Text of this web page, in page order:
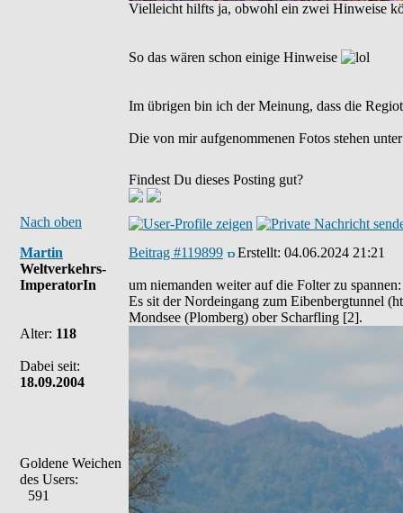
Vielleicht hilfts ja, obwohl ein zwei Hinweise
So das wären schon einige Hinweise
Im übrigen bin ich der Meinung, dass die
Die von mir aufgenommenen Fotos stehen
Findest Du dieses Posting gut?
Nach oben
Martin
Weltverkehrs-
ImperatorIn
Alter: 118
Dabei seit:
18.09.2004
Goldene Weichen
des Users:
591
Beitrag #119899 Erstellt: 04.06.2024 21:21
um niemanden weiter auf die Folter zu spannen:
Es sit der Nordeingang zum Eibenbergtunnel
Mondsee (Plomberg) ober Scharfling [2].